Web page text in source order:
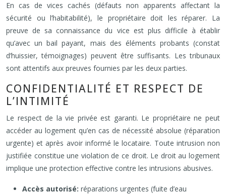
En cas de vices cachés (défauts non apparents affectant la
sécurité ou l’habitabilité), le propriétaire doit les réparer. La
preuve de sa connaissance du vice est plus difficile à établir
qu’avec un bail payant, mais des éléments probants (constat
d’huissier, témoignages) peuvent être suffisants. Les tribunaux
sont attentifs aux preuves fournies par les deux parties.
CONFIDENTIALITÉ ET RESPECT DE
L’INTIMITÉ
Le respect de la vie privée est garanti. Le propriétaire ne peut
accéder au logement qu’en cas de nécessité absolue (réparation
urgente) et après avoir informé le locataire. Toute intrusion non
justifiée constitue une violation de ce droit. Le droit au logement
implique une protection effective contre les intrusions abusives.
Accès autorisé: réparations urgentes (fuite d’eau